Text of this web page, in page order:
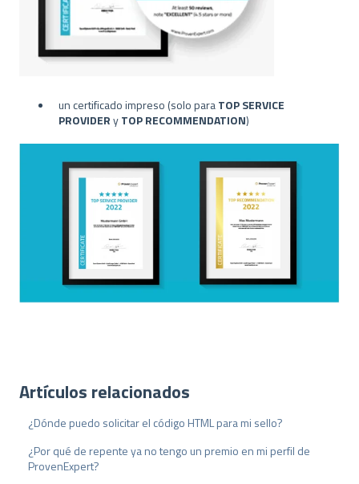
un certificado impreso (solo paraTOP SERVICE
PROVIDERyTOP RECOMMENDATION)
Artículos relacionados
¿Dónde puedo solicitar el código HTML para mi sello?
¿Por qué de repente ya no tengo un premio en mi perfil de
ProvenExpert?